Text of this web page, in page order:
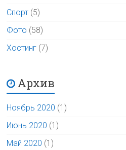
Спорт (5)
Фото (58)
Хостинг (7)
Архив
Ноябрь 2020 (1)
Июнь 2020 (1)
Май 2020 (1)